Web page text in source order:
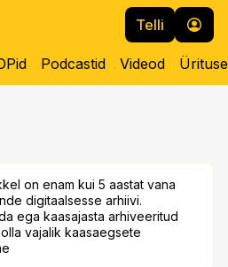
Telli
Podcastid Videod
on enam kui 5 aastat vana
digitaalsesse arhiivi.
ega kaasajasta arhiveeritud
vajalik kaasaegsete